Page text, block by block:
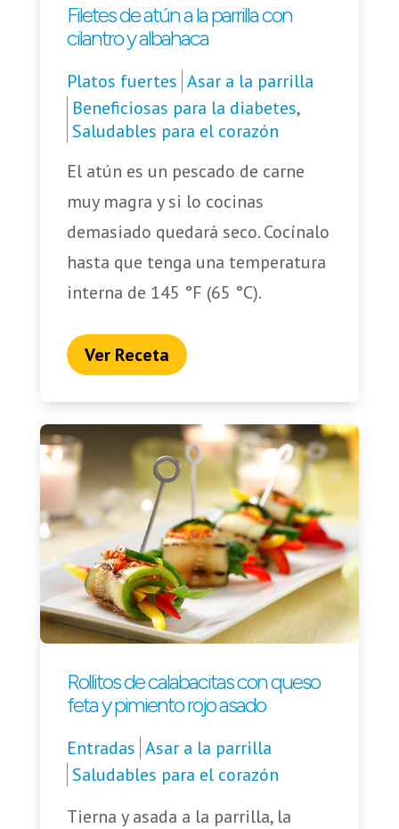
Filetes de atún a la parrilla con
cilantro y albahaca
Platos fuertes Asar a la parrilla
Beneficiosas para la diabetes,
Saludables para el corazón
El atún es un pescado de carne
muy magra y si lo cocinas
demasiado quedará seco. Cocínalo
hasta que tenga una temperatura
interna de 145 °F (65 °C).
Ver Receta
Rollitos de calabacitas con queso
feta y pimiento rojo asado
Entradas Asar a la parrilla
Saludables para el corazón
Tierna y asada a la parrilla, la